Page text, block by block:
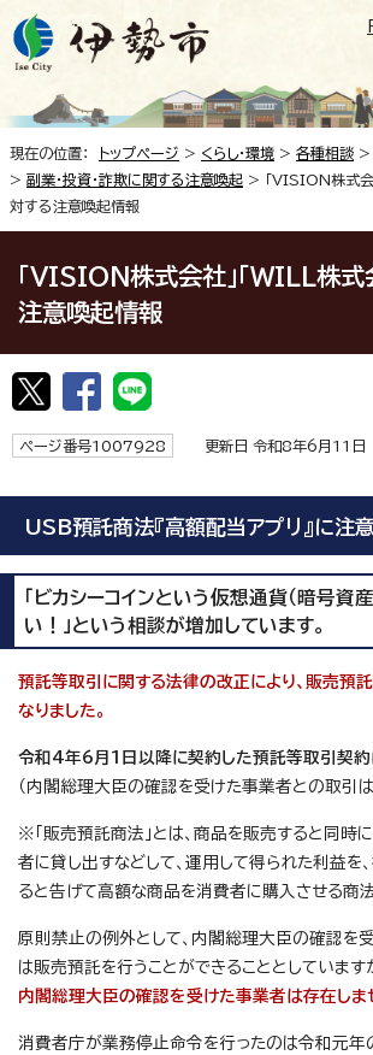
現在の位置： トップページ > くらし・環境 > 各種相談 >
> 副業・投資・詐欺に関する注意喚起 > 「VISION株式会
対する注意喚起情報
「VISION株式会社」「WILL株式
注意喚起情報
ページ番号1007928 更新日 令和8年6月11日
USB預託商法『高額配当アプリ』に注意
「ビカシーコインという仮想通貨（暗号資
い！」という相談が増加しています。
預託等取引に関する法律の改正により、販売預
なりました。
令和4年6月1日以降に契約した預託等取引契約
（内閣総理大臣の確認を受けた事業者との取引は
※「販売預託商法」とは、商品を販売すると同時
者に貸し出すなどして、運用して得られた利益を
ると告げて高額な商品を消費者に購入させる商法
原則禁止の例外として、内閣総理大臣の確認を
は販売預託を行うことができることとしています
内閣総理大臣の確認を受けた事業者は存在しま
消費者庁が業務停止命令を行ったのは令和元年